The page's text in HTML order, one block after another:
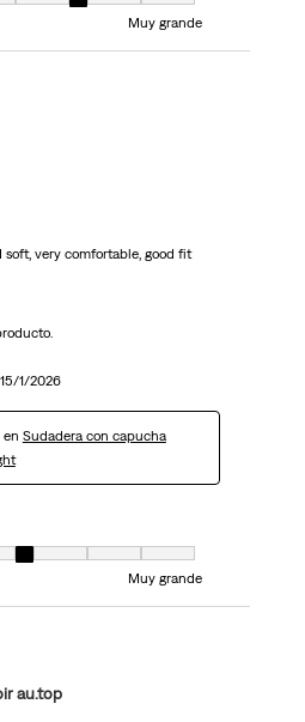
Muy grande
soft, very comfortable, good fit
15/1/2026
Sudadera con capucha
igual a Muy pequeño y 7 es igual a Muy
Muy grande
au.top